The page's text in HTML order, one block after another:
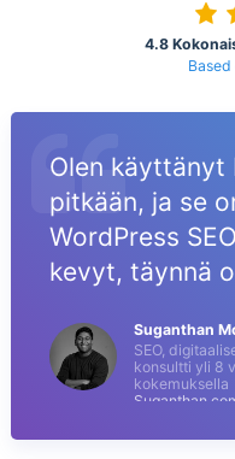
4.8
Olen käyttänyt
pitkään, ja se
WordPress
kevyt, täynnä
Suganthan
SEO,
konsultti yli 8
kokemuksella